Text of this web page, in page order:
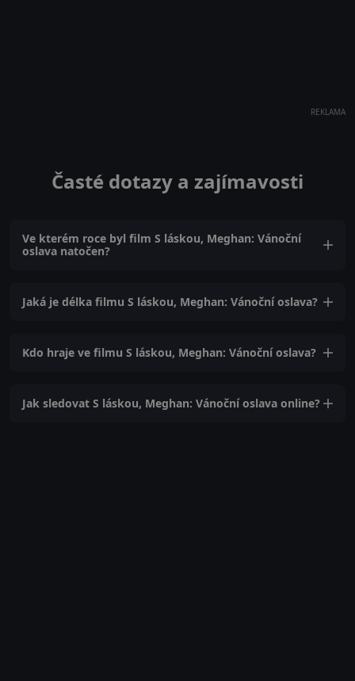
REKLAMA
Časté dotazy a zajímavosti
Ve kterém roce byl film S láskou, Meghan: Vánoční
oslava natočen?
Jaká je délka filmu S láskou, Meghan: Vánoční oslava?
Kdo hraje ve filmu S láskou, Meghan: Vánoční oslava?
Jak sledovat S láskou, Meghan: Vánoční oslava online?